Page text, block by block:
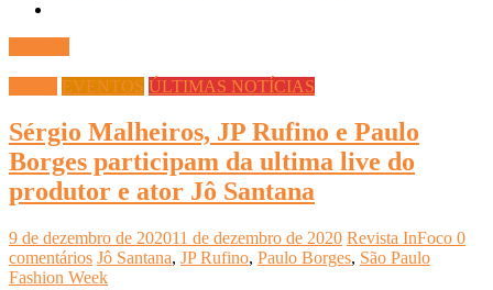
EVENTOS ÚLTIMAS NOTÍCIAS
Sérgio Malheiros, JP Rufino e Paulo
Borges participam da ultima live do
produtor e ator Jô Santana
9 de dezembro de 202011 de dezembro de 2020 Revista InFoco 0
comentários Jô Santana, JP Rufino, Paulo Borges, São Paulo
Fashion Week